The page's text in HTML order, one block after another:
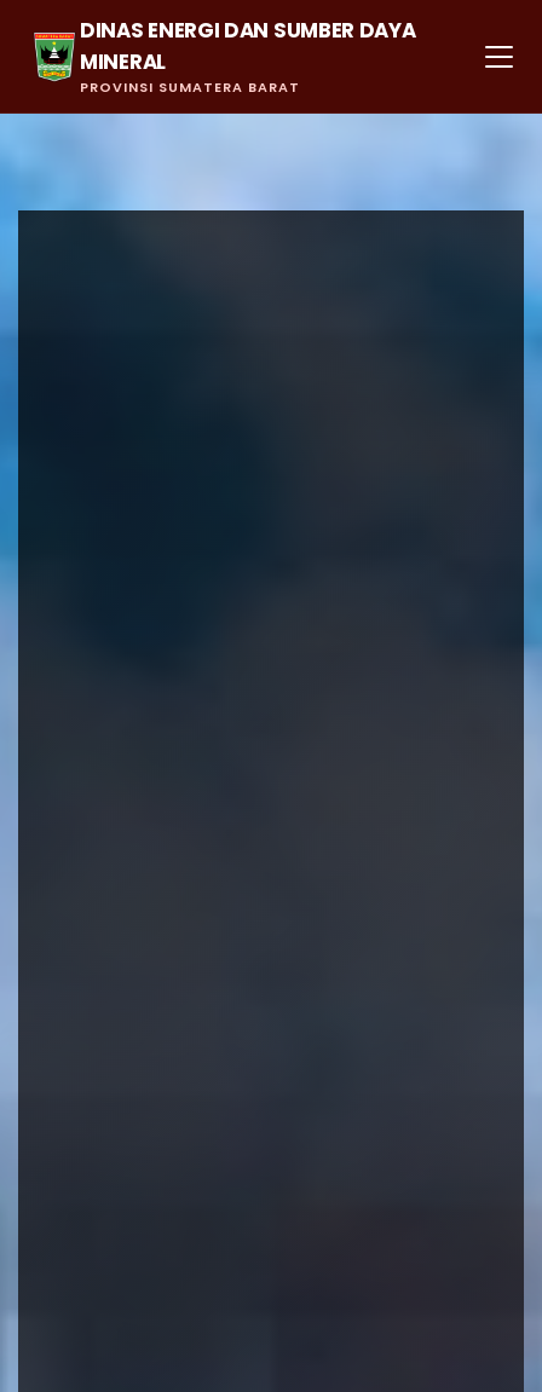
DINAS ENERGI DAN SUMBER DAYA
MINERAL
PROVINSI SUMATERA BARAT